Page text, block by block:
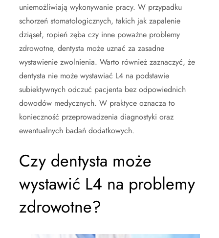
uniemożliwiają wykonywanie pracy. W przypadku
schorzeń stomatologicznych, takich jak zapalenie
dziąseł, ropień zęba czy inne poważne problemy
zdrowotne, dentysta może uznać za zasadne
wystawienie zwolnienia. Warto również zaznaczyć, że
dentysta nie może wystawiać L4 na podstawie
subiektywnych odczuć pacjenta bez odpowiednich
dowodów medycznych. W praktyce oznacza to
konieczność przeprowadzenia diagnostyki oraz
ewentualnych badań dodatkowych.
Czy dentysta może
wystawić L4 na problemy
zdrowotne?